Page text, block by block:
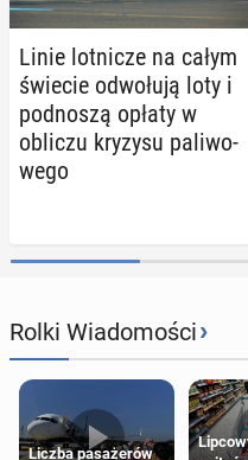
Linie lot­ni­cze na całym
świecie od­wo­łu­ją loty i
pod­no­szą opłaty w
obliczu kryzysu pa­li­wo­
we­go
Rolki Wiadomości›
Liczba pasażerów